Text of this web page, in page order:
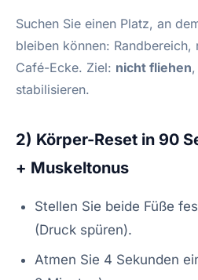
Suchen Sie einen Platz, an
bleiben können: Randbereich,
Café-Ecke. Ziel: nicht fliehen
stabilisieren.
2) Körper-Reset in 90
+ Muskeltonus
Stellen Sie beide Füße
(Druck spüren).
Atmen Sie 4 Sekunden